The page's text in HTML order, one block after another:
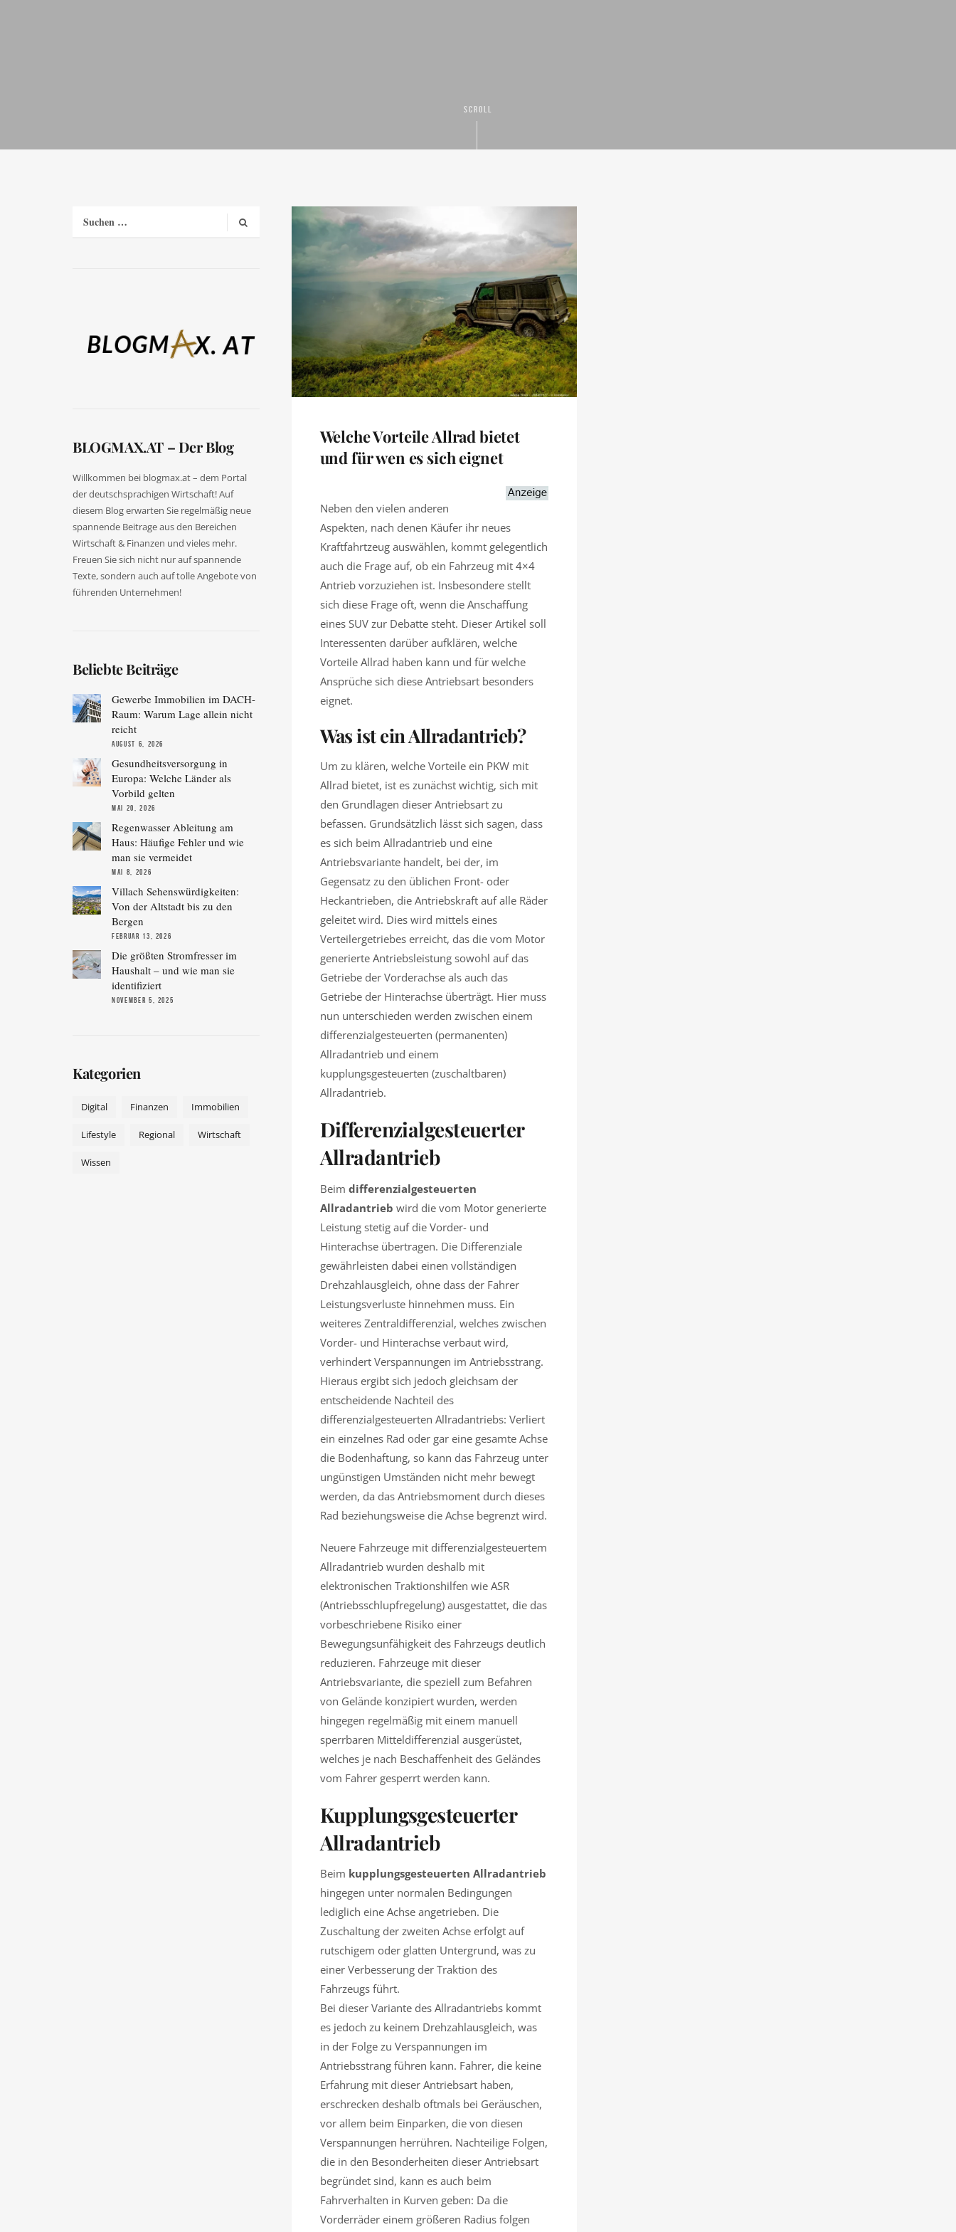
SCROLL
BLOGMAX.AT – Der Blog
Willkommen bei blogmax.at – dem Portal
der deutschsprachigen Wirtschaft! Auf
diesem Blog erwarten Sie regelmäßig neue
spannende Beitrage aus den Bereichen
Wirtschaft & Finanzen und vieles mehr.
Freuen Sie sich nicht nur auf spannende
Texte, sondern auch auf tolle Angebote von
führenden Unternehmen!
Beliebte Beiträge
Gewerbe Immobilien im DACH-
Raum: Warum Lage allein nicht
reicht
AUGUST 6, 2026
Gesundheitsversorgung in
Europa: Welche Länder als
Vorbild gelten
MAI 20, 2026
Regenwasser Ableitung am
Haus: Häufige Fehler und wie
man sie vermeidet
MAI 8, 2026
Villach Sehenswürdigkeiten:
Von der Altstadt bis zu den
Bergen
FEBRUAR 13, 2026
Die größten Stromfresser im
Haushalt – und wie man sie
identifiziert
NOVEMBER 5, 2025
Kategorien
Digital Finanzen Immobilien
Lifestyle Regional Wirtschaft
Wissen
Welche Vorteile Allrad bietet
und für wen es sich eignet
Neben den vielen anderen
Aspekten, nach denen Käufer ihr neues
Kraftfahrtzeug auswählen, kommt gelegentlich
auch die Frage auf, ob ein Fahrzeug mit 4×4
Antrieb vorzuziehen ist. Insbesondere stellt
sich diese Frage oft, wenn die Anschaffung
eines SUV zur Debatte steht. Dieser Artikel soll
Interessenten darüber aufklären, welche
Vorteile Allrad haben kann und für welche
Ansprüche sich diese Antriebsart besonders
eignet.
Was ist ein Allradantrieb?
Um zu klären, welche Vorteile ein PKW mit
Allrad bietet, ist es zunächst wichtig, sich mit
den Grundlagen dieser Antriebsart zu
befassen. Grundsätzlich lässt sich sagen, dass
es sich beim Allradantrieb und eine
Antriebsvariante handelt, bei der, im
Gegensatz zu den üblichen Front- oder
Heckantrieben, die Antriebskraft auf alle Räder
geleitet wird. Dies wird mittels eines
Verteilergetriebes erreicht, das die vom Motor
generierte Antriebsleistung sowohl auf das
Getriebe der Vorderachse als auch das
Getriebe der Hinterachse überträgt. Hier muss
nun unterschieden werden zwischen einem
differenzialgesteuerten (permanenten)
Allradantrieb und einem
kupplungsgesteuerten (zuschaltbaren)
Allradantrieb.
Differenzialgesteuerter
Allradantrieb
Beim differenzialgesteuerten
Allradantrieb wird die vom Motor generierte
Leistung stetig auf die Vorder- und
Hinterachse übertragen. Die Differenziale
gewährleisten dabei einen vollständigen
Drehzahlausgleich, ohne dass der Fahrer
Leistungsverluste hinnehmen muss. Ein
weiteres Zentraldifferenzial, welches zwischen
Vorder- und Hinterachse verbaut wird,
verhindert Verspannungen im Antriebsstrang.
Hieraus ergibt sich jedoch gleichsam der
entscheidende Nachteil des
differenzialgesteuerten Allradantriebs: Verliert
ein einzelnes Rad oder gar eine gesamte Achse
die Bodenhaftung, so kann das Fahrzeug unter
ungünstigen Umständen nicht mehr bewegt
werden, da das Antriebsmoment durch dieses
Rad beziehungsweise die Achse begrenzt wird.
Neuere Fahrzeuge mit differenzialgesteuertem
Allradantrieb wurden deshalb mit
elektronischen Traktionshilfen wie ASR
(Antriebsschlupfregelung) ausgestattet, die das
vorbeschriebene Risiko einer
Bewegungsunfähigkeit des Fahrzeugs deutlich
reduzieren. Fahrzeuge mit dieser
Antriebsvariante, die speziell zum Befahren
von Gelände konzipiert wurden, werden
hingegen regelmäßig mit einem manuell
sperrbaren Mitteldifferenzial ausgerüstet,
welches je nach Beschaffenheit des Geländes
vom Fahrer gesperrt werden kann.
Kupplungsgesteuerter
Allradantrieb
Beim kupplungsgesteuerten Allradantrieb
hingegen unter normalen Bedingungen
lediglich eine Achse angetrieben. Die
Zuschaltung der zweiten Achse erfolgt auf
rutschigem oder glatten Untergrund, was zu
einer Verbesserung der Traktion des
Fahrzeugs führt.
Bei dieser Variante des Allradantriebs kommt
es jedoch zu keinem Drehzahlausgleich, was
in der Folge zu Verspannungen im
Antriebsstrang führen kann. Fahrer, die keine
Erfahrung mit dieser Antriebsart haben,
erschrecken deshalb oftmals bei Geräuschen,
vor allem beim Einparken, die von diesen
Verspannungen herrühren. Nachteilige Folgen,
die in den Besonderheiten dieser Antriebsart
begründet sind, kann es auch beim
Fahrverhalten in Kurven geben: Da die
Vorderräder einem größeren Radius folgen